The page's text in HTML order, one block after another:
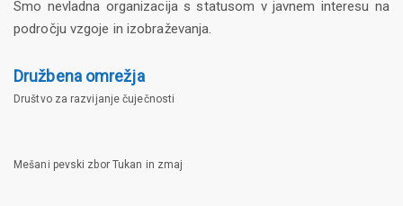
Smo nevladna organizacija s statusom v javnem interesu na
področju vzgoje in izobraževanja.
Družbena omrežja
Društvo za razvijanje čuječnosti
Mešani pevski zbor Tukan in zmaj